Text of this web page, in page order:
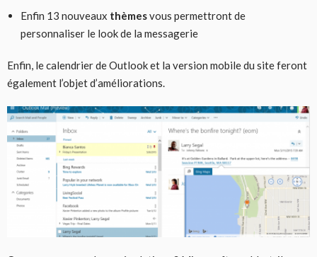
Enfin 13 nouveaux thèmesvous permettront de
personnaliser le look de la messagerie
Enfin, le calendrier de Outlook et la version mobile du site feront
également l’objet d’améliorations.